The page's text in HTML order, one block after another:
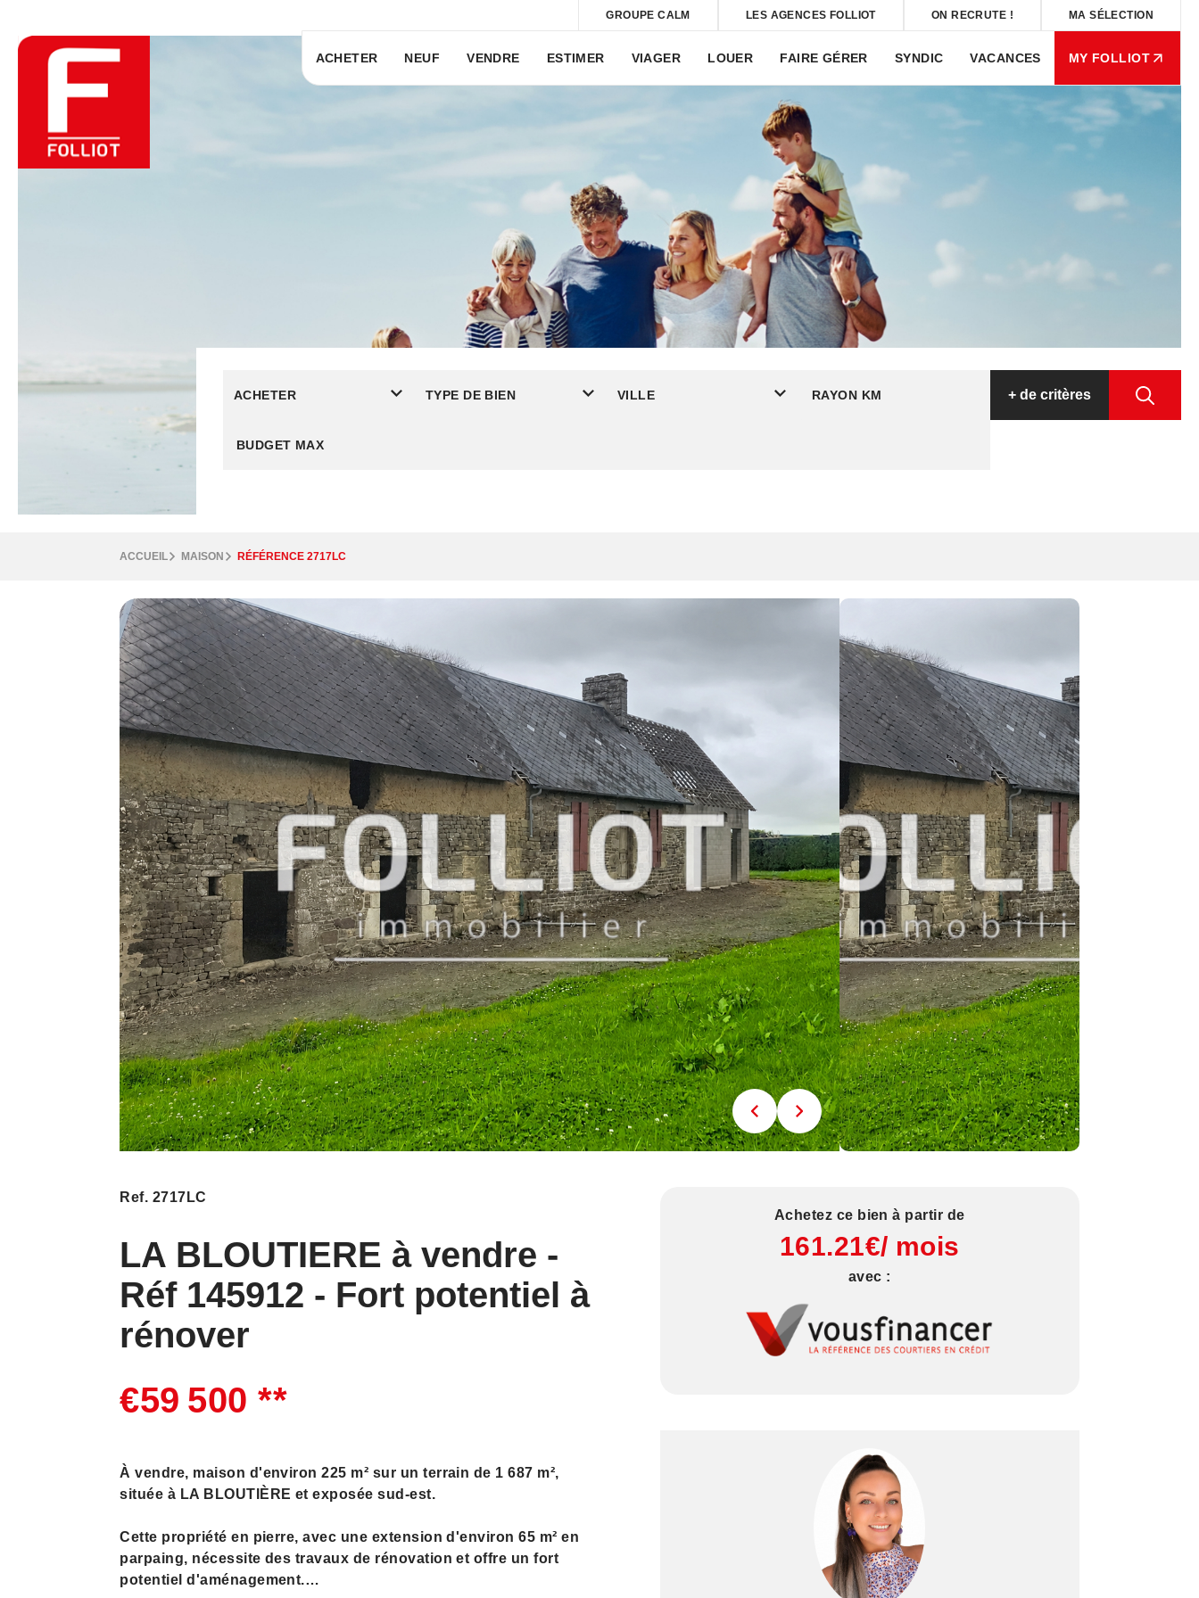
GROUPE CALM LES AGENCES FOLLIOT ON RECRUTE ! MA SÉLECTION
ACHETER NEUF VENDRE ESTIMER VIAGER LOUER FAIRE GÉRER SYNDIC VACANCES MY FOLLIOT
ACHETER TYPE DE BIEN VILLE RAYON KM + de critères
ACCUEIL MAISON RÉFÉRENCE 2717LC
Ref. 2717LC
LA BLOUTIERE à vendre -
Réf 145912 - Fort potentiel à
rénover
€59 500 **
À vendre, maison d'environ 225 m² sur un terrain de 1 687 m²,
située à LA BLOUTIÈRE et exposée sud-est.
Cette propriété en pierre, avec une extension d'environ 65 m² en
parpaing, nécessite des travaux de rénovation et offre un fort
potentiel d'aménagement.
Achetez ce bien à partir de
161.21€/ mois
avec :